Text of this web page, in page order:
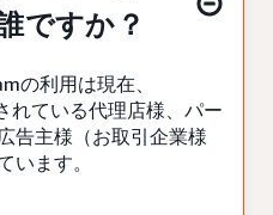
ですか？
の利用は現在、
れている代理店様、パー
告主様（お取引企業様
います。